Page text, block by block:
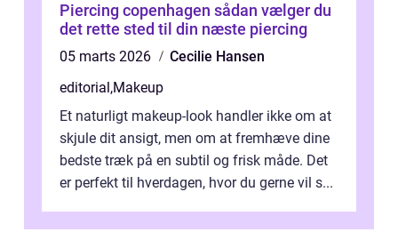
Piercing copenhagen sådan vælger du
det rette sted til din næste piercing
05 marts 2026
Cecilie Hansen
editorial,Makeup
Et naturligt makeup-look handler ikke om at
skjule dit ansigt, men om at fremhæve dine
bedste træk på en subtil og frisk måde. Det
er perfekt til hverdagen, hvor du gerne vil s...